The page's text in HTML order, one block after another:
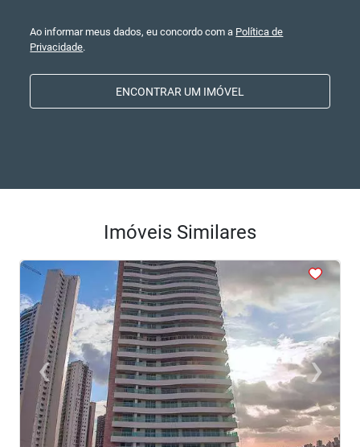
Ao informar meus dados, eu concordo com a Política de
Privacidade.
ENCONTRAR UM IMÓVEL
Imóveis Similares
<<< <
‹
Previous ›Next